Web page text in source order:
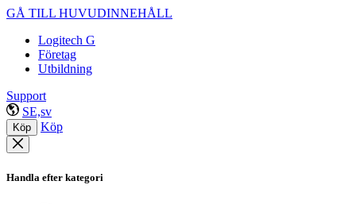
GÅ TILL HUVUDINNEHÅLL
Logitech G
Företag
Utbildning
Support
SE,sv
Köp Köp
Handla efter kategori